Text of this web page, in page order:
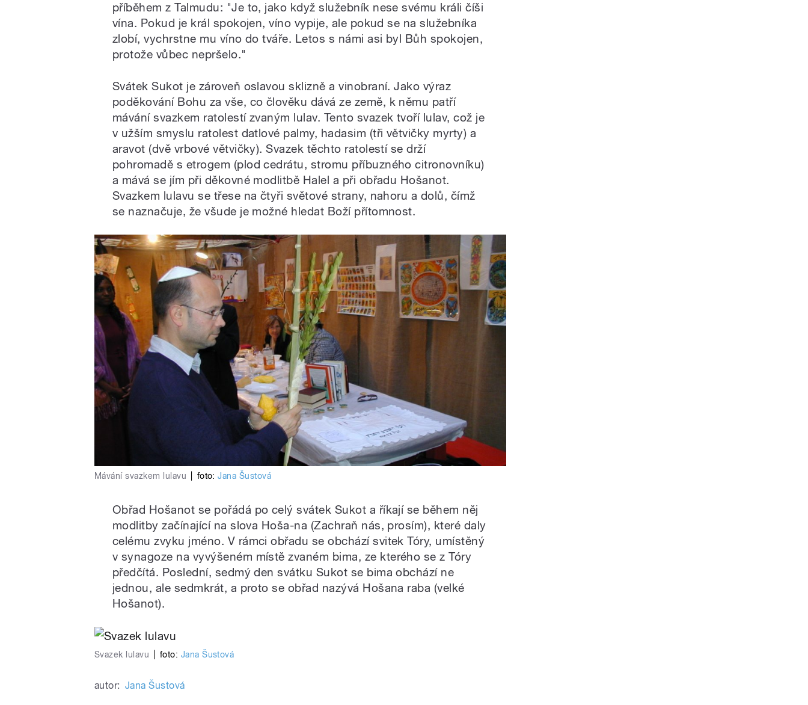
příběhem z Talmudu: "Je to, jako když služebník nese svému králi číši
vína. Pokud je král spokojen, víno vypije, ale pokud se na služebníka
zlobí, vychrstne mu víno do tváře. Letos s námi asi byl Bůh spokojen,
protože vůbec nepršelo."
Svátek Sukot je zároveň oslavou sklizně a vinobraní. Jako výraz
poděkování Bohu za vše, co člověku dává ze země, k němu patří
mávání svazkem ratolestí zvaným lulav. Tento svazek tvoří lulav, což je
v užším smyslu ratolest datlové palmy, hadasim (tři větvičky myrty) a
aravot (dvě vrbové větvičky). Svazek těchto ratolestí se drží
pohromadě s etrogem (plod cedrátu, stromu příbuzného citronovníku)
a mává se jím při děkovné modlitbě Halel a při obřadu Hošanot.
Svazkem lulavu se třese na čtyři světové strany, nahoru a dolů, čímž
se naznačuje, že všude je možné hledat Boží přítomnost.
Mávání svazkem lulavu foto:Jana Šustová
Obřad Hošanot se pořádá po celý svátek Sukot a říkají se během něj
modlitby začínající na slova Hoša-na (Zachraň nás, prosím), které daly
celému zvyku jméno. V rámci obřadu se obchází svitek Tóry, umístěný
v synagoze na vyvýšeném místě zvaném bima, ze kterého se z Tóry
předčítá. Poslední, sedmý den svátku Sukot se bima obchází ne
jednou, ale sedmkrát, a proto se obřad nazývá Hošana raba (velké
Hošanot).
Svazek lulavu foto: Jana Šustová
autor: Jana Šustová